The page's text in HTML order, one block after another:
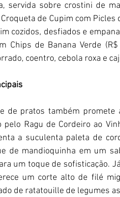
servida sobre crostini de
de Cupim com
cozidos, desfiados e
Chips de Banana Verde
coentro, cebola roxa e
de pratos também
pelo Ragu de Cordeiro ao
a suculenta paleta de
de mandioquinha em um
um toque de sofisticação.
um corte alto de filé
de ratatouille de legumes